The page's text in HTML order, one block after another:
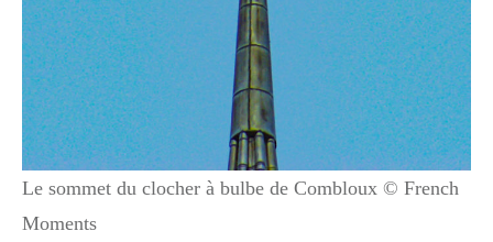
Le sommet du clocher à bulbe de Combloux © French
Moments